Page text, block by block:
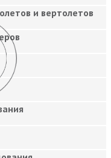
и вертолетов